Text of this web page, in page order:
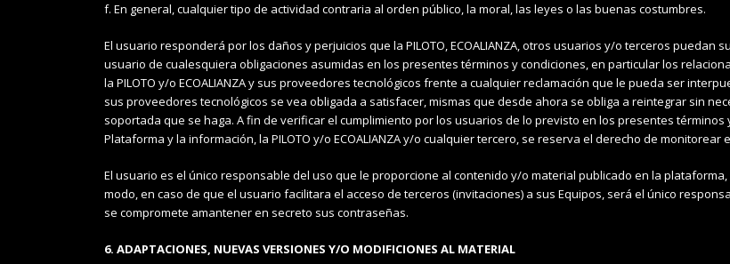
f. En general, cualquier tipo de actividad contraria al orden público, la moral, las leyes o las buenas costumbres.
El usuario responderá por los daños y perjuicios que la PILOTO, ECOALIANZA, otros usuarios y/o terceros
usuario de cualesquiera obligaciones asumidas en los presentes términos y condiciones, en particular los
la PILOTO y/o ECOALIANZA y sus proveedores tecnológicos frente a cualquier reclamación que le pueda ser
sus proveedores tecnológicos se vea obligada a satisfacer, mismas que desde ahora se obliga a reintegrar sin
soportada que se haga. A fin de verificar el cumplimiento por los usuarios de lo previsto en los presentes
Plataforma y la información, la PILOTO y/o ECOALIANZA y/o cualquier tercero, se reserva el derecho de monitorear
El usuario es el único responsable del uso que le proporcione al contenido y/o material publicado en la
modo, en caso de que el usuario facilitara el acceso de terceros (invitaciones) a sus Equipos, será el único
se compromete amantener en secreto sus contraseñas.
6. ADAPTACIONES, NUEVAS VERSIONES Y/O MODIFICIONES AL MATERIAL